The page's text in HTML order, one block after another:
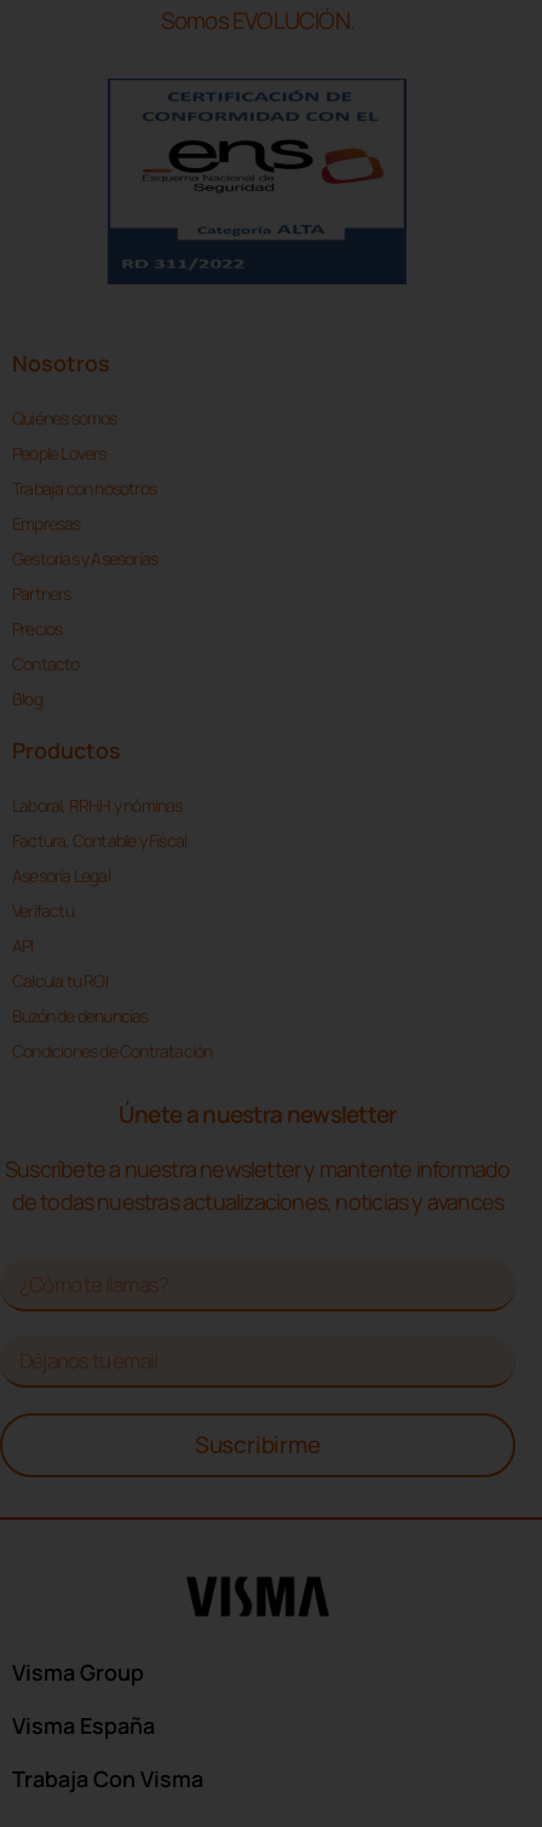
Somos EVOLUCIÓN.
Nosotros
Quiénes somos
People Lovers
Trabaja con nosotros
Empresas
Gestorías y Asesorías
Partners
Precios
Contacto
Blog
Productos
Laboral, RRHH y nóminas
Factura, Contable y Fiscal
Asesoría Legal
Verifactu
API
Calcula tu ROI
Buzón de denuncias
Condiciones de Contratación
Únete a nuestra newsletter
Suscríbete a nuestra newsletter y mantente informado
de todas nuestras actualizaciones, noticias y avances
Suscribirme
Visma Group
Visma España
Trabaja Con Visma